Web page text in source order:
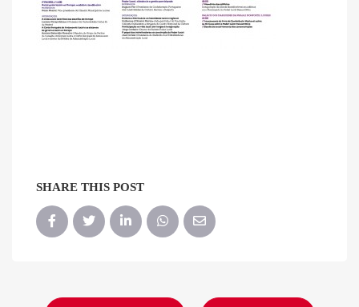
SHARE THIS POST